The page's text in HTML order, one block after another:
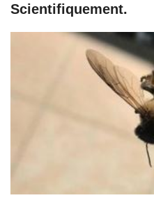
Scientifiquement.